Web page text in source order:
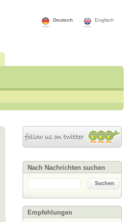
Englisch
Deutsch
Nach Nachrichten suchen
Suchen
Empfehlungen